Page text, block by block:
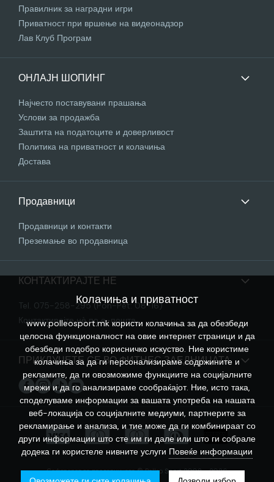
Правилник за наградни игри
Приватност при вршење на видеонадзор
Лав Клуб Програм
ОНЛАЈН ШОПИНГ
Најчесто поставувани прашања
Услови за продажба
Заштита на податоците и доверливост
Политика на приватност и колачиња
Достава
Продавници
Продавници и контакти
Преземање во продавница
КОНТАКТИРАЈТЕ НЕ
Tel. 075-258-295 (Pon-Pet: 08-16)
Контактирајте нѐ по е-пошта
ПРИКЛУЧЕТЕ СЕ ВО ФИТНЕС ЗАЕДНИЦАТА
Софтверот за продавницата © Polleo Sport 2008 - 2026
Колачиња и приватност
www.polleosport.mk користи колачиња за да обезбеди
целосна функционалност на овие интернет страници и да
обезбеди подобро корисничко искуство. Ние користиме
колачиња за да ги персонализираме содржините и
рекламите, да ги овозможиме функциите на социјалните
мрежи и да го анализираме сообраќајот. Ние, исто така,
споделуваме информации за вашата употреба на нашата
веб-локација со социјалните медиуми, партнерите за
рекламирање и анализа, и тие може да ги комбинираат со
други информации што сте им ги дале или што ги собрале
додека ги користеле нивните услуги Повеќе информации